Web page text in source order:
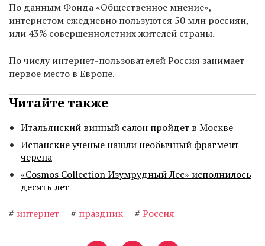
По данным Фонда «Общественное мнение»,
интернетом ежедневно пользуются 50 млн россиян,
или 43% совершеннолетних жителей страны.
По числу интернет-пользователей Россия занимает
первое место в Европе.
Читайте также
Итальянский винный салон пройдет в Москве
Испанские ученые нашли необычный фрагмент
черепа
«Cosmos Collection Изумрудный Лес» исполнилось
десять лет
# интернет # праздник # Россия